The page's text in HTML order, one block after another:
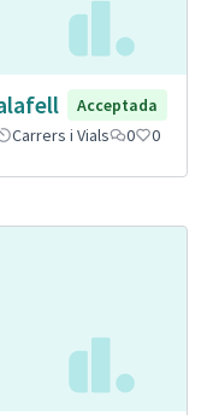
Acceptada
Carrers i Vials 0 0